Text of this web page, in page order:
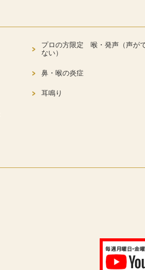
プロの方限定 喉・発声（声が
ない）
鼻・喉の炎症
耳鳴り